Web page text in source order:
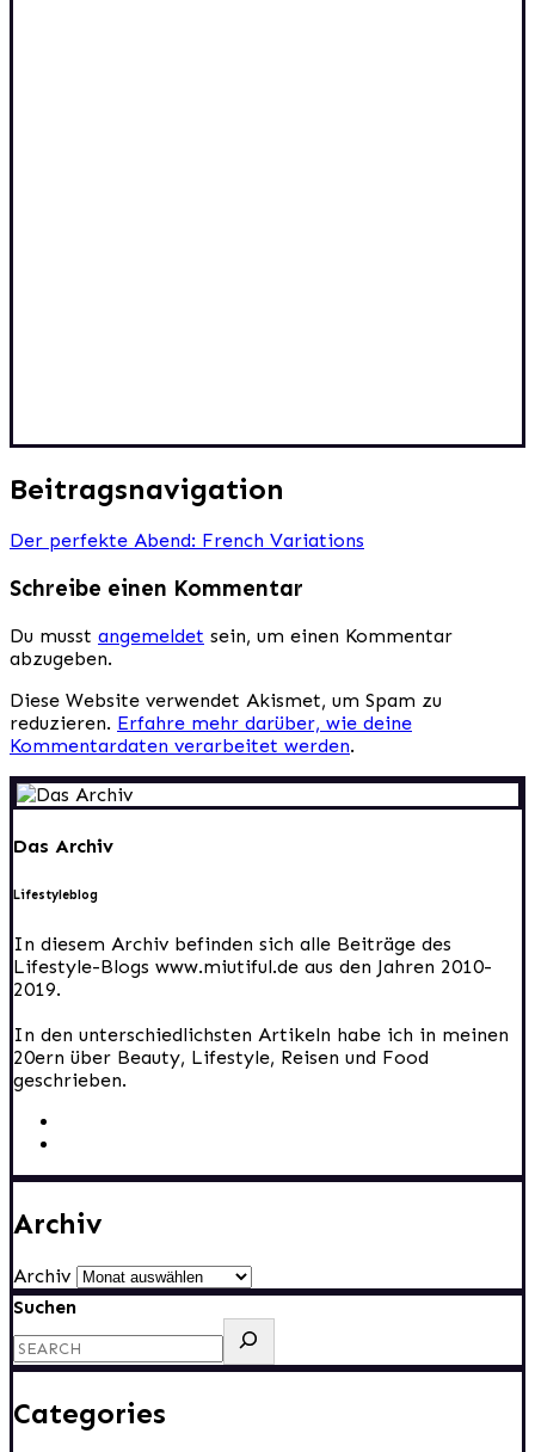
Beitragsnavigation
Der perfekte Abend: French Variations
Schreibe einen Kommentar
Du musst angemeldet sein, um einen Kommentar
abzugeben.
Diese Website verwendet Akismet, um Spam zu
reduzieren. Erfahre mehr darüber, wie deine
Kommentardaten verarbeitet werden.
Das Archiv
Lifestyleblog
In diesem Archiv befinden sich alle Beiträge des
Lifestyle-Blogs www.miutiful.de aus den Jahren 2010-
2019.
In den unterschiedlichsten Artikeln habe ich in meinen
20ern über Beauty, Lifestyle, Reisen und Food
geschrieben.
Archiv
Archiv
Suchen
Categories